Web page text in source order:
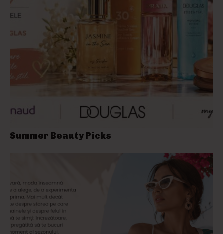
Summer Beauty Picks